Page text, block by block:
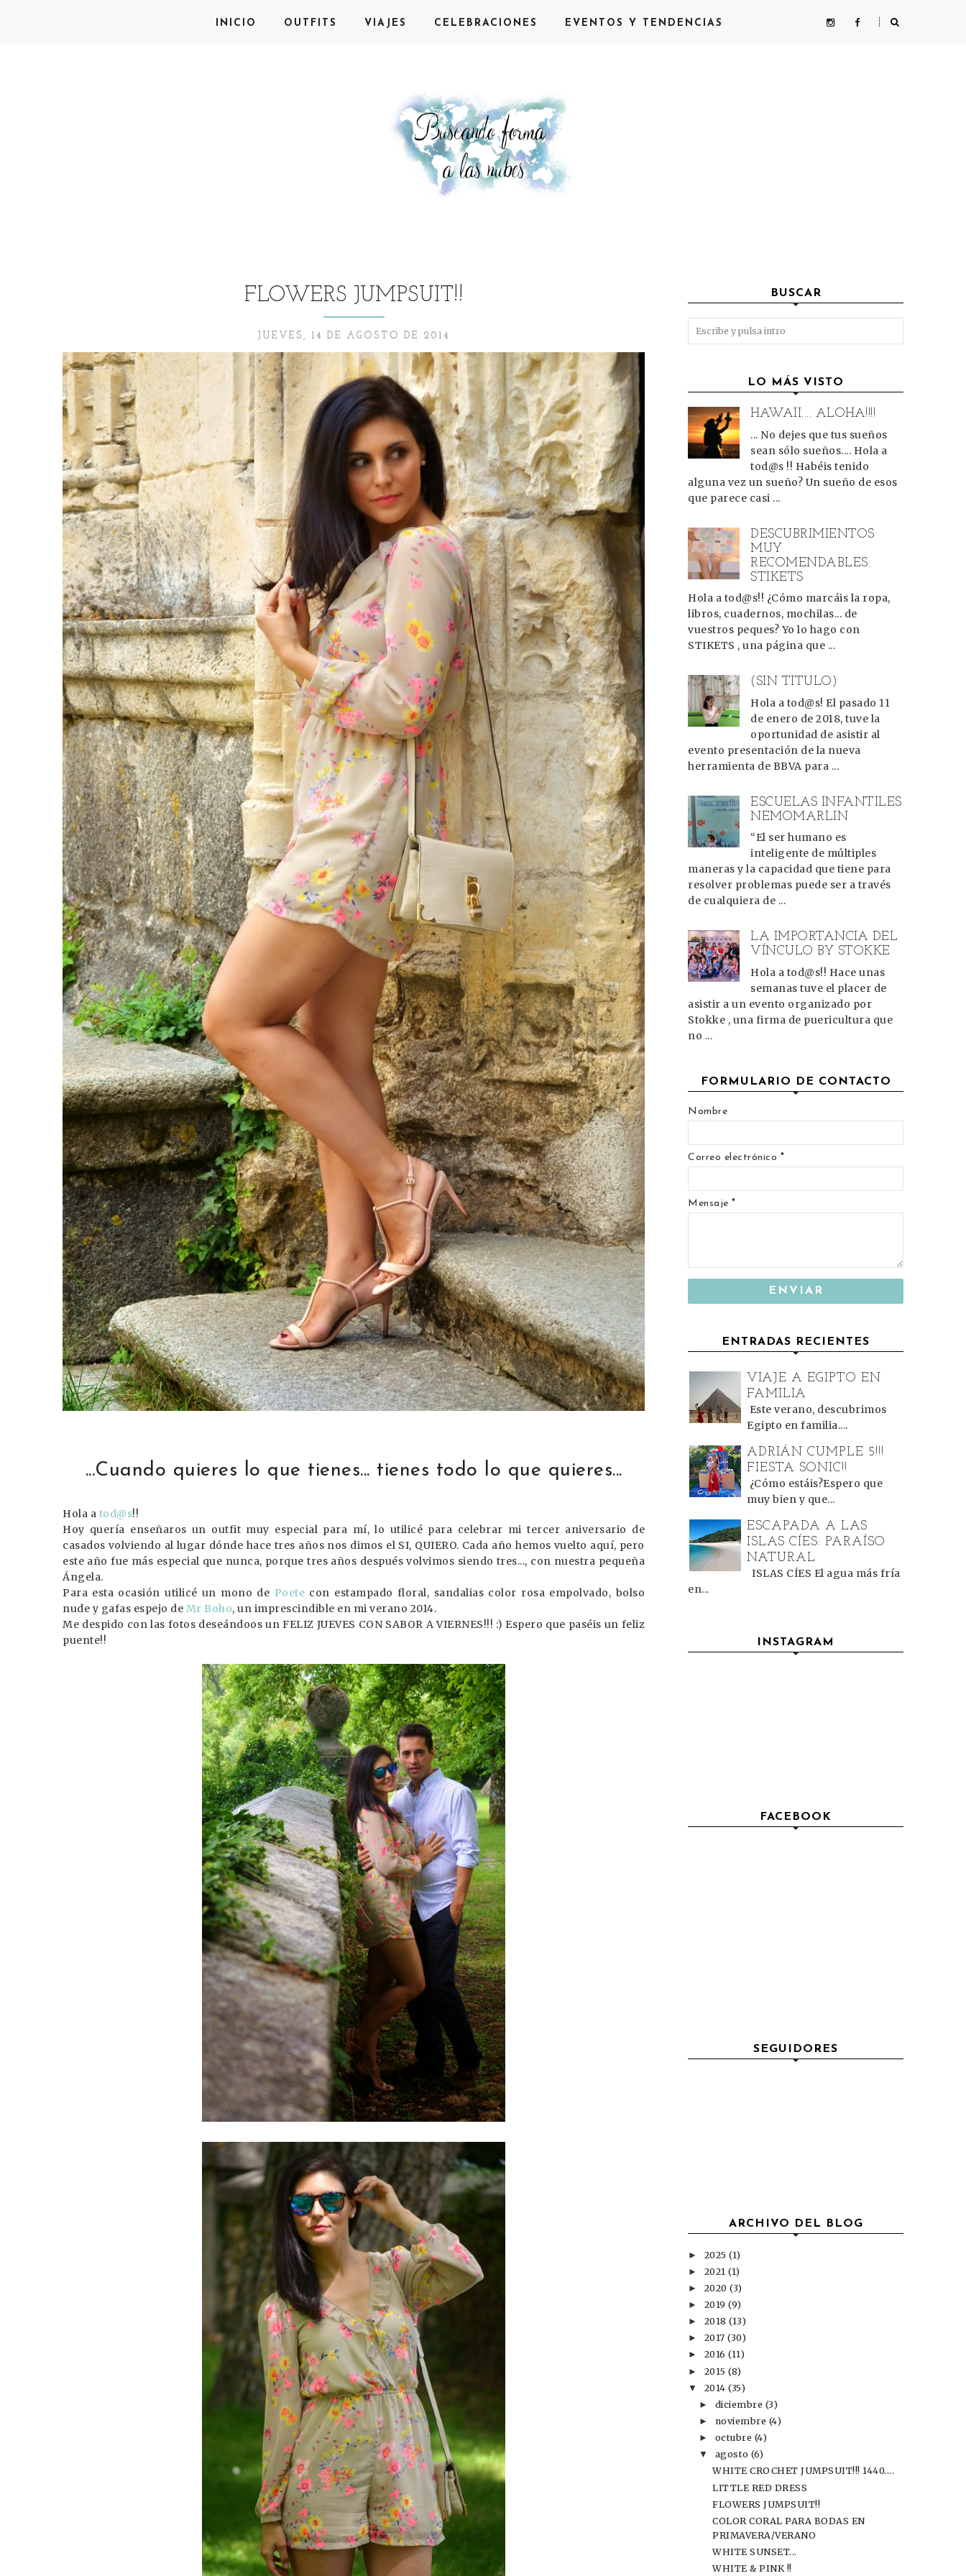
INICIO OUTFITS VIAJES CELEBRACIONES EVENTOS Y TENDENCIAS
FLOWERS JUMPSUIT!!
JUEVES, 14 DE AGOSTO DE 2014
...Cuando quieres lo que tienes... tienes todo lo que quieres...
Hola a tod@s!!
Hoy quería enseñaros un outfit muy especial para mí, lo utilicé para celebrar mi tercer aniversario de
casados volviendo al lugar dónde hace tres años nos dimos el SI, QUIERO. Cada año hemos vuelto aquí, pero
este año fue más especial que nunca, porque tres años después volvimos siendo tres..., con nuestra pequeña
Ángela.
Para esta ocasión utilicé un mono de Poete con estampado floral, sandalias color rosa empolvado, bolso
nude y gafas espejo de Mr Boho, un imprescindible en mi verano 2014.
Me despido con las fotos deseándoos un FELIZ JUEVES CON SABOR A VIERNES!!! :) Espero que paséis un feliz
puente!!
BUSCAR
LO MÁS VISTO
HAWAII.... ALOHA!!!!
... No dejes que tus sueños
sean sólo sueños.... Hola a
tod@s !! Habéis tenido
alguna vez un sueño? Un sueño de esos
que parece casi ...
DESCUBRIMIENTOS
MUY
RECOMENDABLES:
STIKETS
Hola a tod@s!! ¿Cómo marcáis la ropa,
libros, cuadernos, mochilas... de
vuestros peques? Yo lo hago con
STIKETS , una página que ...
(SIN TÍTULO)
Hola a tod@s! El pasado 11
de enero de 2018, tuve la
oportunidad de asistir al
evento presentación de la nueva
herramienta de BBVA para ...
ESCUELAS INFANTILES
NEMOMARLIN
“El ser humano es
inteligente de múltiples
maneras y la capacidad que tiene para
resolver problemas puede ser a través
de cualquiera de ...
LA IMPORTANCIA DEL
VÍNCULO BY STOKKE
Hola a tod@s!! Hace unas
semanas tuve el placer de
asistir a un evento organizado por
Stokke , una firma de puericultura que
no ...
FORMULARIO DE CONTACTO
Nombre
Correo electrónico *
Mensaje *
ENTRADAS RECIENTES
VIAJE A EGIPTO EN
FAMILIA
Este verano, descubrimos
Egipto en familia....
ADRIÁN CUMPLE 5!!!
FIESTA SONIC!!
¿Cómo estáis?Espero que
muy bien y que...
ESCAPADA A LAS
ISLAS CÍES: PARAÍSO
NATURAL
ISLAS CÍES El agua más fría
en...
INSTAGRAM
FACEBOOK
SEGUIDORES
ARCHIVO DEL BLOG
► 2025 (1)
► 2021 (1)
► 2020 (3)
► 2019 (9)
► 2018 (13)
► 2017 (30)
► 2016 (11)
► 2015 (8)
▼ 2014 (35)
► diciembre (3)
► noviembre (4)
► octubre (4)
▼ agosto(6)
WHITE CROCHET JUMPSUIT!!! 1440....
LITTLE RED DRESS
FLOWERS JUMPSUIT!!
COLOR CORAL PARA BODAS EN
PRIMAVERA/VERANO
WHITE SUNSET...
WHITE & PINK !!